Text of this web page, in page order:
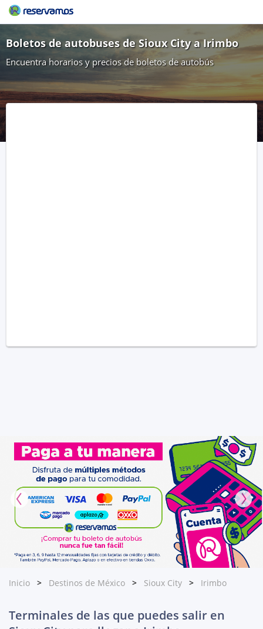
Boletos de autobuses de Sioux City a Irimbo
Encuentra horarios y precios de boletos de autobús
Inicio Destinos de México Sioux City Irimbo
Terminales de las que puedes salir en